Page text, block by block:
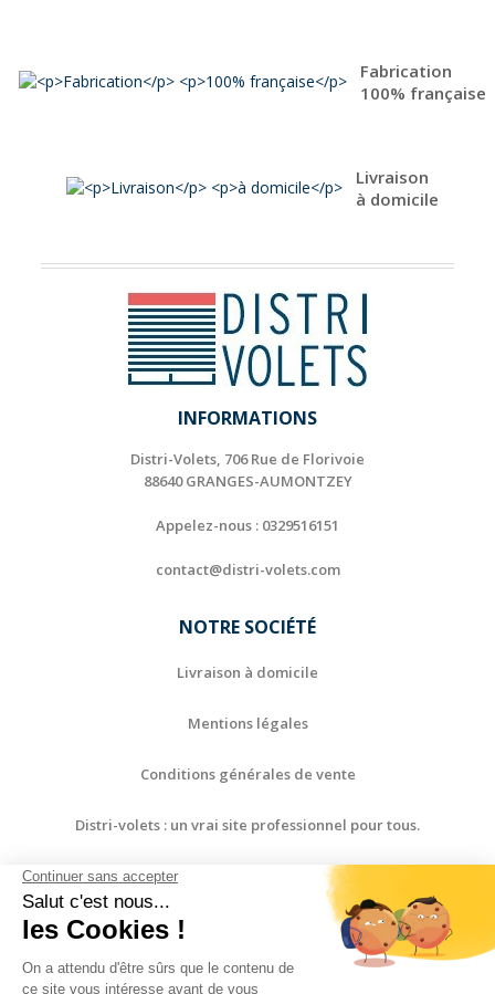
Fabrication
100% française
Livraison
à domicile
INFORMATIONS
Distri-Volets, 706 Rue de Florivoie
88640 GRANGES-AUMONTZEY
Appelez-nous : 0329516151
contact@distri-volets.com
NOTRE SOCIÉTÉ
Livraison à domicile
Mentions légales
Conditions générales de vente
Distri-volets : un vrai site professionnel pour tous.
Plan du site